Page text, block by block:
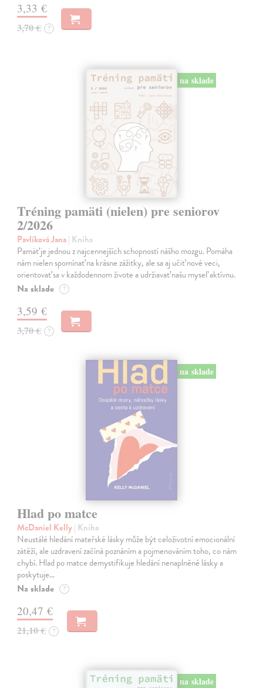
3,33 €
3,70 € ?
na sklade
Tréning pamäti (nielen) pre seniorov
2/2026
Pavlíková Jana| Kniha
Pamäť je jednou z najcennejších schopností nášho mozgu. Pomáha
nám nielen spomínať na krásne zážitky, ale sa aj učiť nové veci,
orientovať sa v každodennom živote a udržiavať našu myseľ aktívnu.
Na sklade ?
3,59 €
3,70 € ?
na sklade
Hlad po matce
McDaniel Kelly| Kniha
Neustálé hledání mateřské lásky může být celoživotní emocionální
zátěží, ale uzdravení začíná poznáním a pojmenováním toho, co nám
chybí. Hlad po matce demystifikuje hledání nenaplněné lásky a
poskytuje…
Na sklade ?
20,47 €
21,10 € ?
na sklade